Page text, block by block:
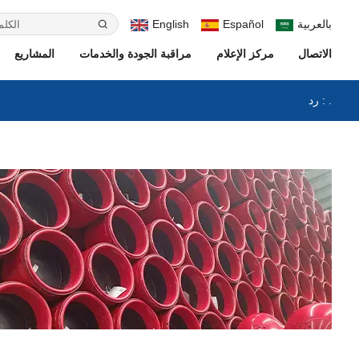
English Español بالعربية
المشاريع مراقبة الجودة والخدمات مركز الإعلام الاتصال
رد : .